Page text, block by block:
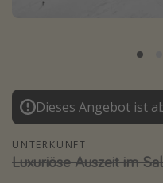
Reisethemen
Alle Reisethemen
Städtereisen
Dieses Angebot ist
UNTERKUNFT
Luxuriöse Auszeit im